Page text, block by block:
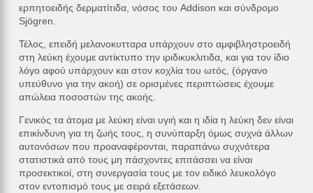
ερπητοειδής δερματίτιδα, νόσος του Addison και σύνδρομο
Sjögren.
Τέλος, επειδή μελανοκυτταρα υπάρχουν στο αμφιβληστροειδή
στη λεύκη έχουμε αντίκτυπο την ιριδικυκλιτιδα, και για τον ίδιο
λόγο αφού υπάρχουν και στον κοχλία του ωτός, (όργανο
υπεύθυνο για την ακοή) σε ορισμένες περιπτώσεις έχουμε
απώλεια ποσοστών της ακοής.
Γενικός τα άτομα με λεύκη είναι υγιή και η ιδία η λεύκη δεν είναι
επικίνδυνη για τη ζωής τους, η συνύπαρξη όμως συχνά άλλων
αυτονόσων που προαναφέρονται, παραπάνω συχνότερα
στατιστικά από τους μη πάσχοντες επιτάσσει να είναι
προσεκτικοί, στη συνεργασία τους με τον ειδικό λευκολόγο
στον εντοπισμό τους με σειρά εξετάσεων.